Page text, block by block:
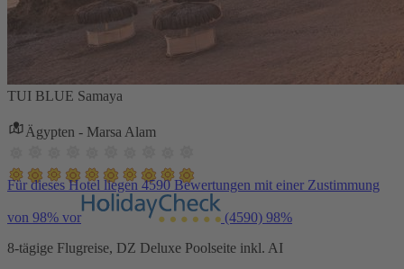
TUI BLUE Samaya
Ägypten - Marsa Alam
Für dieses Hotel liegen 4590 Bewertungen mit einer Zustimmung
von 98% vor (4590) 98%
8-tägige Flugreise, DZ Deluxe Poolseite inkl. AI